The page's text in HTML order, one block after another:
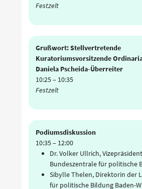
Festzelt
Grußwort: Stellvertretende
Kuratoriumsvorsitzende
Daniela Pscheida-Überreiter
10:25– 10:35
Festzelt
Podiumsdiskussion
10:35– 12:00
Dr. Volker Ullrich,
Bundeszentrale für politische
Sibylle Thelen, Direktorin der
für politische Bildung Baden-